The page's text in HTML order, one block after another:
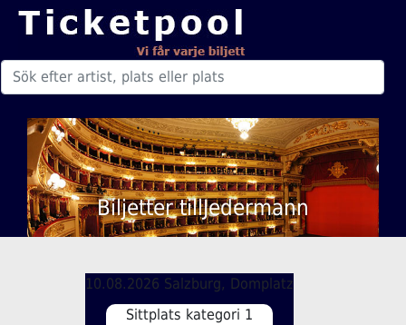
Biljetter tillJedermann
10.08.2026 Salzburg, Domplatz
Sittplats kategori 1